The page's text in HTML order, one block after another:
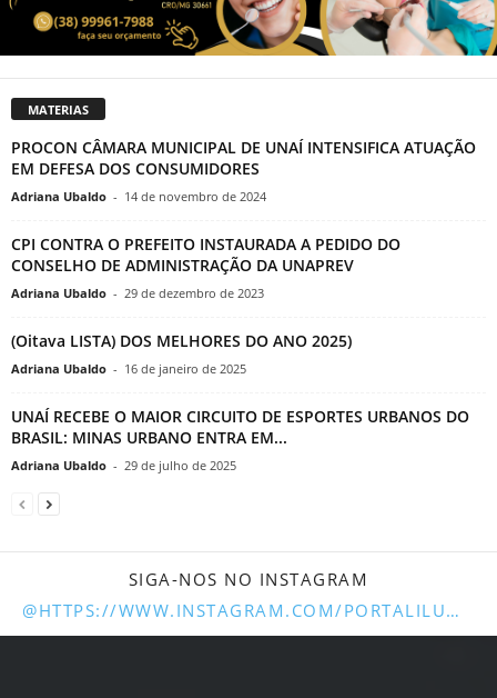
MATERIAS
PROCON CÂMARA MUNICIPAL DE UNAÍ INTENSIFICA ATUAÇÃO
EM DEFESA DOS CONSUMIDORES
Adriana Ubaldo - 14 de novembro de 2024
CPI CONTRA O PREFEITO INSTAURADA A PEDIDO DO
CONSELHO DE ADMINISTRAÇÃO DA UNAPREV
Adriana Ubaldo - 29 de dezembro de 2023
(Oitava LISTA) DOS MELHORES DO ANO 2025)
Adriana Ubaldo - 16 de janeiro de 2025
UNAÍ RECEBE O MAIOR CIRCUITO DE ESPORTES URBANOS DO
BRASIL: MINAS URBANO ENTRA EM...
Adriana Ubaldo - 29 de julho de 2025
SIGA-NOS NO INSTAGRAM
@HTTPS://WWW.INSTAGRAM.COM/PORTALILUMINARUNAI/